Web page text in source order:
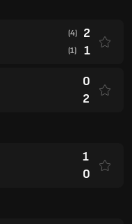
(4) 2
(1) 1
0
2
1
0